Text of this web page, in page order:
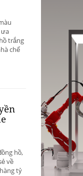
trắng
chế
hồ,
về
tỷ